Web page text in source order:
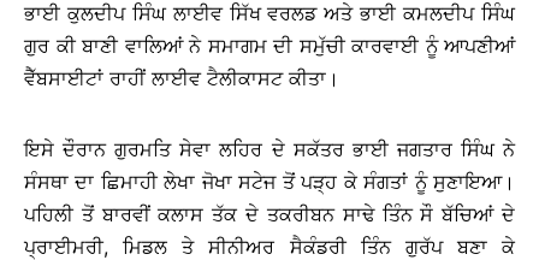
ਭਾਈ ਕੁਲਦੀਪ ਸਿੰਘ ਲਾਈਵ ਸਿੱਖ ਵਰਲਡ ਅਤੇ ਭਾਈ ਕਮਲਦੀਪ ਸਿੰਘ
ਗੁਰ ਕੀ ਬਾਣੀ ਵਾਲਿਆਂ ਨੇ ਸਮਾਗਮ ਦੀ ਸਮੁੱਚੀ ਕਾਰਵਾਈ ਨੂੰ ਆਪਣੀਆਂ
ਵੈੱਬਸਾਈਟਾਂ ਰਾਹੀਂ ਲਾਈਵ ਟੈਲੀਕਾਸਟ ਕੀਤਾ।
ਇਸੇ ਦੌਰਾਨ ਗੁਰਮਤਿ ਸੇਵਾ ਲਹਿਰ ਦੇ ਸਕੱਤਰ ਭਾਈ ਜਗਤਾਰ ਸਿੰਘ ਨੇ
ਸੰਸਥਾ ਦਾ ਛਿਮਾਹੀ ਲੇਖਾ ਜੋਖਾ ਸਟੇਜ ਤੋਂ ਪੜ੍ਹ ਕੇ ਸੰਗਤਾਂ ਨੂੰ ਸੁਣਾਇਆ।
ਪਹਿਲੀ ਤੋਂ ਬਾਰਵੀਂ ਕਲਾਸ ਤੱਕ ਦੇ ਤਕਰੀਬਨ ਸਾਢੇ ਤਿੰਨ ਸੌ ਬੱਚਿਆਂ ਦੇ
ਪ੍ਰਾਈਮਰੀ, ਮਿਡਲ ਤੇ ਸੀਨੀਅਰ ਸੈਕੰਡਰੀ ਤਿੰਨ ਗੁਰੱਪ ਬਣਾ ਕੇ